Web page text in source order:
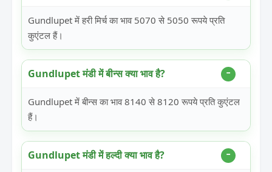
Gundlupet में हरी मिर्च का भाव 5070 से 5050 रूपये प्रति
कुएंटल हैं।
Gundlupet मंडी में बीन्स क्या भाव है?
Gundlupet में बीन्स का भाव 8140 से 8120 रूपये प्रति कुएंटल
हैं।
Gundlupet मंडी में हल्दी क्या भाव है?